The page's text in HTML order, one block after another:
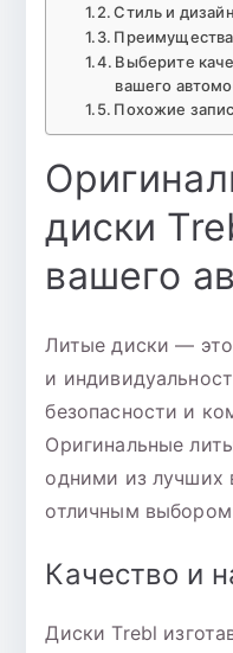
Стиль и дизайн
Выберите
вашего
Похожие
диски
вашего
Литые диски — это
и
безопасности и
Оригинальные
одними из лучших
отличным
Качество и
Диски Trebl